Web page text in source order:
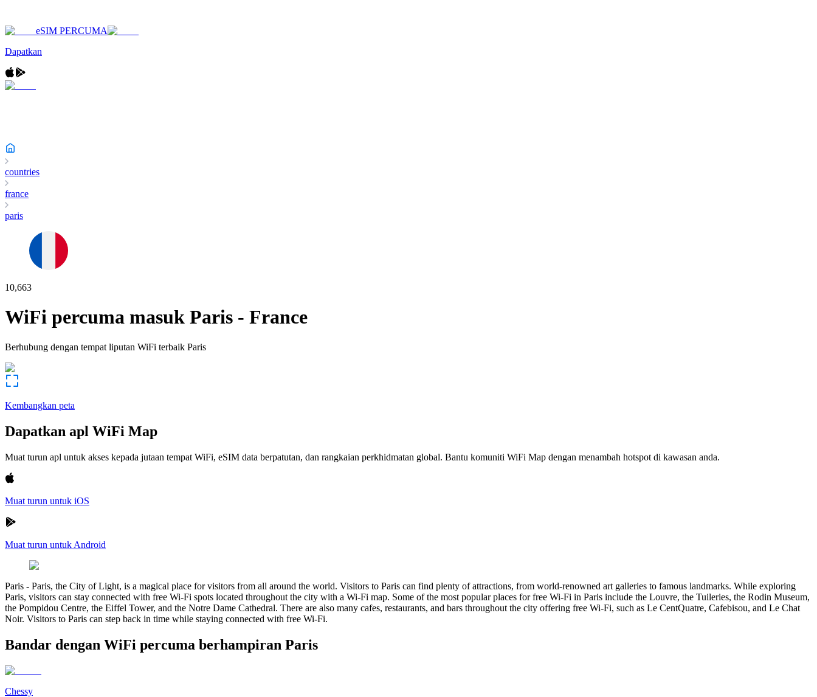
eSIM PERCUMA
Dapatkan
countries
france
paris
10,663
WiFi percuma masuk Paris - France
Berhubung dengan tempat liputan WiFi terbaik Paris
Kembangkan peta
Dapatkan apl WiFi Map
Muat turun apl untuk akses kepada jutaan tempat WiFi, eSIM data berpatutan, dan rangkaian perkhidmatan global. Bantu komuniti WiFi Map dengan menambah hotspot di kawasan anda.
Muat turun untuk iOS
Muat turun untuk Android
Paris - Paris, the City of Light, is a magical place for visitors from all around the world. Visitors to Paris can find plenty of attractions, from world-renowned art galleries to famous landmarks. While exploring
Paris, visitors can stay connected with free Wi-Fi spots located throughout the city with a Wi-Fi map. Some of the most popular places for free Wi-Fi in Paris include the Louvre, the Tuileries, the Rodin Museum,
the Pompidou Centre, the Eiffel Tower, and the Notre Dame Cathedral. There are also many cafes, restaurants, and bars throughout the city offering free Wi-Fi, such as Le CentQuatre, Cafebisou, and Le Chat
Noir. Visitors to Paris can step back in time while staying connected with free Wi-Fi.
Bandar dengan WiFi percuma berhampiran Paris
Chessy